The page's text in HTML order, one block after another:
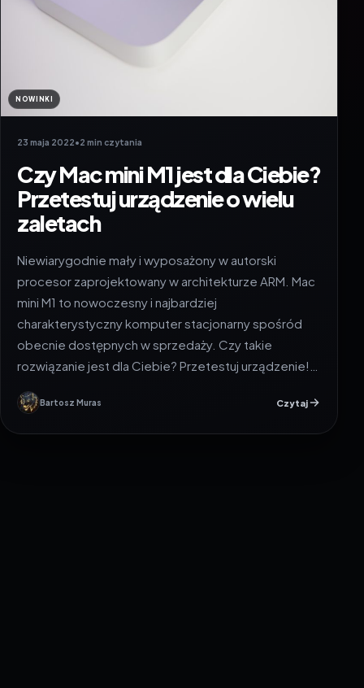
NOWINKI
23 maja 2022•2 min czytania
Czy Mac mini M1 jest dla Ciebie?
Przetestuj urządzenie o wielu
zaletach
Niewiarygodnie mały i wyposażony w autorski
procesor zaprojektowany w architekturze ARM. Mac
mini M1 to nowoczesny i najbardziej
charakterystyczny komputer stacjonarny spośród
obecnie dostępnych w sprzedaży. Czy takie
rozwiązanie jest dla Ciebie? Przetestuj urządzenie!…
Bartosz Muras Czytaj